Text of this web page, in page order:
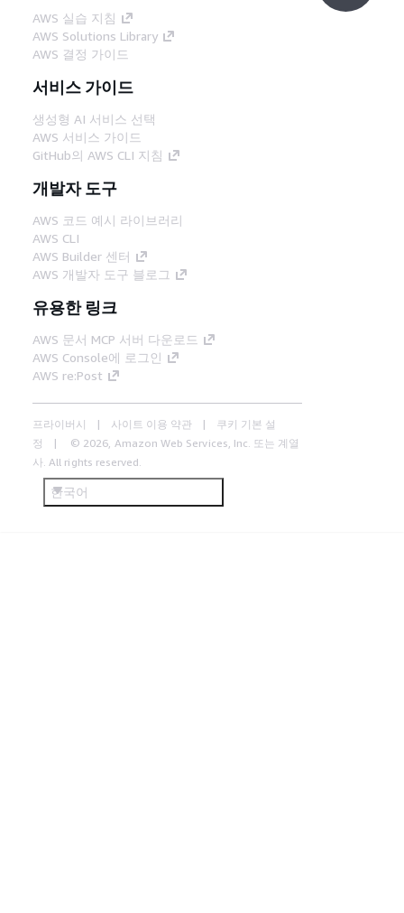
AWS 실습 지침
AWS Solutions Library
AWS 결정 가이드
서비스 가이드
생성형 AI 서비스 선택
AWS 서비스 가이드
GitHub의 AWS CLI 지침
개발자 도구
AWS 코드 예시 라이브러리
AWS CLI
AWS Builder 센터
AWS 개발자 도구 블로그
유용한 링크
AWS 문서 MCP 서버 다운로드
AWS Console에 로그인
AWS re:Post
프라이버시 사이트 이용 약관
쿠키 기본 설
정
© 2026, Amazon Web Services, Inc. 또는 계열
사. All rights reserved.
한국어